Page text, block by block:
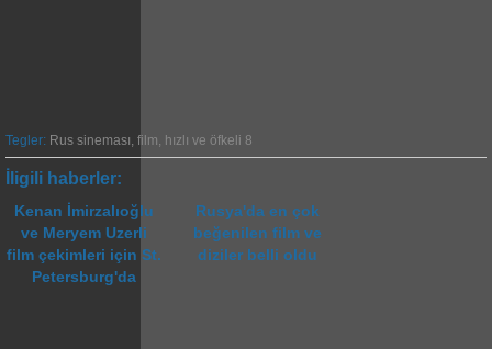
Tegler: Rus sineması, film, hızlı ve öfkeli 8
İligili haberler:
Kenan İmirzalıoğlu
ve Meryem Uzerli
film çekimleri için St.
Petersburg'da
Rusya'da en çok
beğenilen film ve
diziler belli oldu